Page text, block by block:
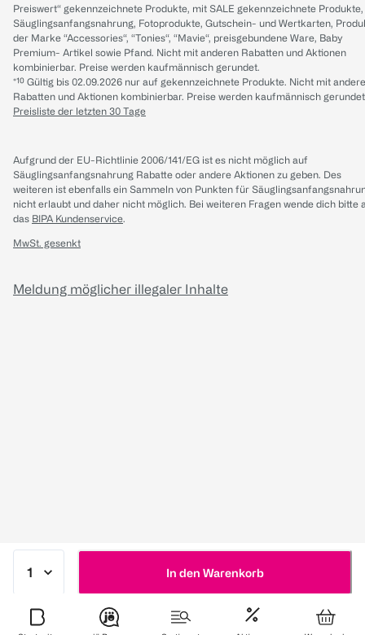
In den Warenkorb
Preiswert“ gekennzeichnete Produkte, mit SALE gekennzeichnete Produkte,
Säuglingsanfangsnahrung, Fotoprodukte, Gutschein- und Wertkarten,
der Marke “Accessories“, “Tonies“, “Mavie“, preisgebundene Ware, Baby
Premium- Artikel sowie Pfand. Nicht mit anderen Rabatten und Aktionen
kombinierbar. Preise werden kaufmännisch gerundet.
*¹⁰ Gültig bis 02.09.2026 nur auf gekennzeichnete Produkte. Nicht mit
Rabatten und Aktionen kombinierbar. Preise werden kaufmännisch
Preisliste der letzten 30 Tage
Aufgrund der EU-Richtlinie 2006/141/EG ist es nicht möglich auf
Säuglingsanfangsnahrung Rabatte oder andere Aktionen zu geben. Des
weiteren ist ebenfalls ein Sammeln von Punkten für
nicht erlaubt und daher nicht möglich. Bei weiteren Fragen wende dich bitte
das BIPA Kundenservice.
MwSt. gesenkt
Meldung möglicher illegaler Inhalte